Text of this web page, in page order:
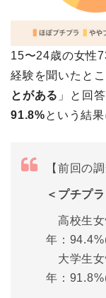
15〜24歳の女性
経験を聞いたとこ
とがある 」と回
91.8%という結
【前回の
＜プチプ
高校生
年：
大学生
年：